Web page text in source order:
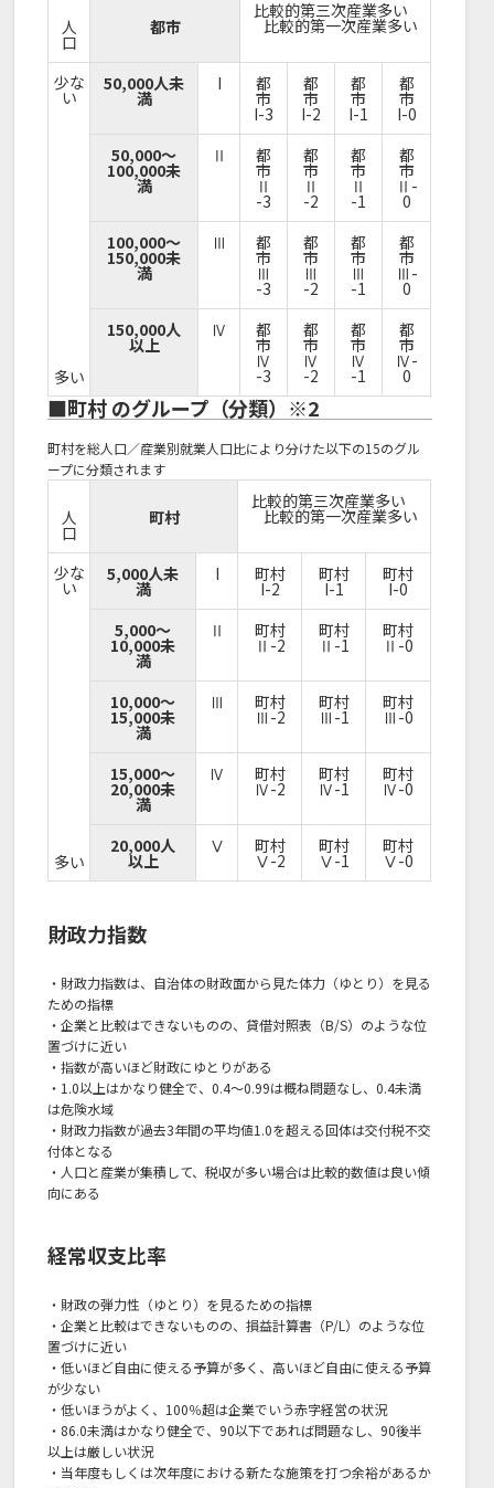
人
口
都市
比較的第三次産業多い
比較的第一次産業多い
少な
い
多い
50,000人未
満
I 都
市
I-3
都
市
I-2
都
市
I-1
都
市
I-0
50,000～
100,000未
満
Ⅱ 都
市
Ⅱ
-3
都
市
Ⅱ
-2
都
市
Ⅱ
-1
都
市
Ⅱ-
0
100,000～
150,000未
満
Ⅲ 都
市
Ⅲ
-3
都
市
Ⅲ
-2
都
市
Ⅲ
-1
都
市
Ⅲ-
0
150,000人
以上
Ⅳ 都
市
Ⅳ
-3
都
市
Ⅳ
-2
都
市
Ⅳ
-1
都
市
Ⅳ-
0
■町村 のグループ（分類）※2
町村を総人口／産業別就業人口比により分けた以下の15のグル
ープに分類されます
人
口
町村
比較的第三次産業多い
比較的第一次産業多い
少な
い
多い
5,000人未
満
I 町村
I-2
町村
I-1
町村
I-0
5,000～
10,000未
満
Ⅱ 町村
Ⅱ-2
町村
Ⅱ-1
町村
Ⅱ-0
10,000～
15,000未
満
Ⅲ 町村
Ⅲ-2
町村
Ⅲ-1
町村
Ⅲ-0
15,000～
20,000未
満
Ⅳ 町村
Ⅳ-2
町村
Ⅳ-1
町村
Ⅳ-0
20,000人
以上
Ⅴ 町村
Ⅴ-2
町村
Ⅴ-1
町村
Ⅴ-0
財政力指数
・財政力指数は、自治体の財政面から見た体力（ゆとり）を見る
ための指標
・企業と比較はできないものの、貸借対照表（B/S）のような位
置づけに近い
・指数が高いほど財政にゆとりがある
・1.0以上はかなり健全で、0.4～0.99は概ね問題なし、0.4未満
は危険水域
・財政力指数が過去3年間の平均値1.0を超える回体は交付税不交
付体となる
・人口と産業が集積して、税収が多い場合は比較的数値は良い傾
向にある
経常収支比率
・財政の弾力性（ゆとり）を見るための指標
・企業と比較はできないものの、損益計算書（P/L）のような位
置づけに近い
・低いほど自由に使える予算が多く、高いほど自由に使える予算
が少ない
・低いほうがよく、100％超は企業でいう赤字経営の状況
・86.0未満はかなり健全で、90以下であれば問題なし、90後半
以上は厳しい状況
・当年度もしくは次年度における新たな施策を打つ余裕があるか